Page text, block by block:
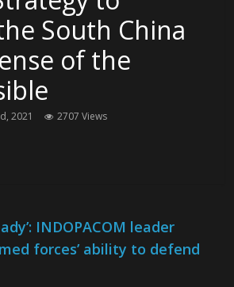
South China
of the
2021 2707 Views
INDOPACOM leader
forces’ ability to defend